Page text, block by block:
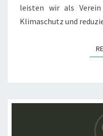
leisten wir als
Klimaschutz und